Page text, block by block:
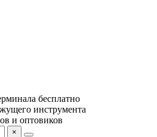
бесплатно
инструмента
и оптовиков
×